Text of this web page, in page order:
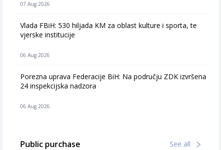
07 Aug 2026
Vlada FBiH: 530 hiljada KM za oblast kulture i sporta, te
vjerske institucije
06 Aug 2026
Porezna uprava Federacije BiH: Na području ZDK izvršena
24 inspekcijska nadzora
06 Aug 2026
Public purchase See all